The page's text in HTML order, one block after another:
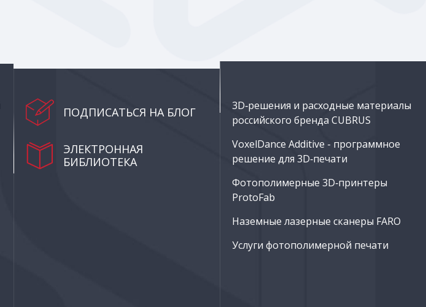
ПОДПИСАТЬСЯ НА БЛОГ
ЭЛЕКТРОННАЯ
БИБЛИОТЕКА
3D‑решения и расходные материалы
российского бренда CUBRUS
VoxelDance Additive - программное
решение для 3D‑печати
Фотополимерные 3D‑принтеры
ProtoFab
Наземные лазерные сканеры FARO
Услуги фотополимерной печати